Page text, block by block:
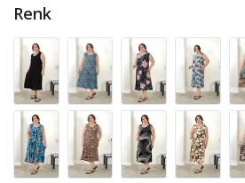
Renk